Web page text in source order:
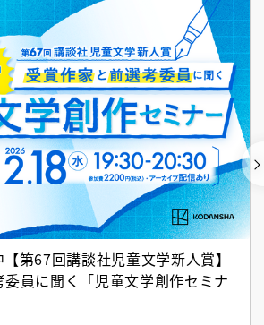
第67回講談社児童文学新人賞】
員に聞く「児童文学創作セミナ